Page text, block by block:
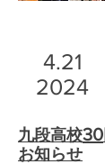
4.21
2024
九段高校30
お知らせ